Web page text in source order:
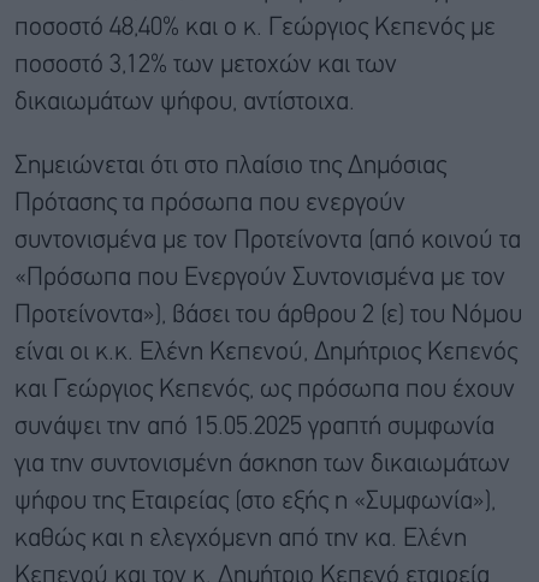
ποσοστό 48,40% και ο κ. Γεώργιος Κεπενός με
ποσοστό 3,12% των μετοχών και των
δικαιωμάτων ψήφου, αντίστοιχα.
Σημειώνεται ότι στο πλαίσιο της Δημόσιας
Πρότασης τα πρόσωπα που ενεργούν
συντονισμένα με τον Προτείνοντα (από κοινού τα
«Πρόσωπα που Ενεργούν Συντονισμένα με τον
Προτείνοντα»), βάσει του άρθρου 2 (ε) του Νόμου
είναι οι κ.κ. Ελένη Κεπενού, Δημήτριος Κεπενός
και Γεώργιος Κεπενός, ως πρόσωπα που έχουν
συνάψει την από 15.05.2025 γραπτή συμφωνία
για την συντονισμένη άσκηση των δικαιωμάτων
ψήφου της Εταιρείας (στο εξής η «Συμφωνία»),
καθώς και η ελεγχόμενη από την κα. Ελένη
Κεπενού και τον κ. Δημήτριο Κεπενό εταιρεία